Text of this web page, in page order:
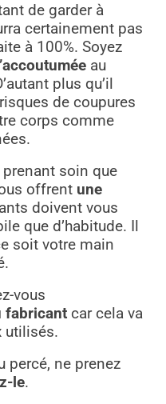
de garder à
certainement pas
à 100%. Soyez
au
plus qu’il
de coupures
corps comme
soin que
offrent une
doivent vous
que d’habitude. Il
soit votre main
vous
fabricantcar cela va
utilisés.
percé, ne prenez
le.